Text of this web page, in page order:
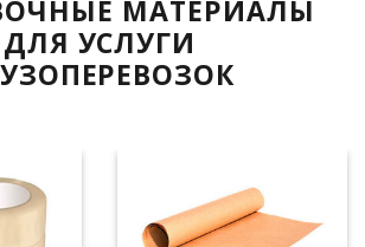
МАТЕРИАЛЫ
ДЛЯ УСЛУГИ